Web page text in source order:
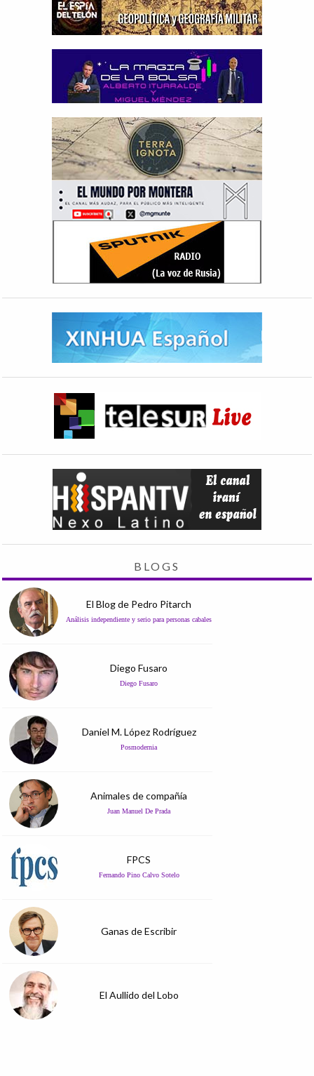
BLOGS
El Blog de Pedro Pitarch
Análisis independiente y serio para personas cabales
Diego Fusaro
Diego Fusaro
Daniel M. López Rodríguez
Posmodernia
Animales de compañía
Juan Manuel De Prada
FPCS
Fernando Pino Calvo Sotelo
Ganas de Escribir
El Aullido del Lobo